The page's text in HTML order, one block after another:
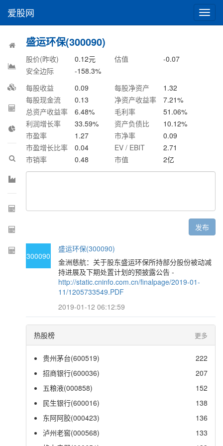
切
换
爱股网
盛运环保(300090)
股价(昨收) 0.12元 估值
-0.07
安全边际
-158.3%
每股收益
0.09 每股净资产
1.32
每股现金流
0.13 净资产收益率 7.21%
总资产收益率
6.48% 毛利率 51.06%
利润增长率
33.59% 资产负债比 10.12%
市盈率
1.27 市净率
0.09
市盈增长比率
0.04 EV / EBIT
2.71
市销率
0.48 市值 2亿
发布
300090
盛运环保(300090)
金洲慈航：关于股东盛运环保所持部分股份被动减
持进展及下期处置计划的预披露公告 -
http://static.cninfo.com.cn/finalpage/2019-01-
11/1205733549.PDF
2019-01-12 06:12:59
热股榜 更多
贵州茅台(600519)
222
招商银行(600036)
207
五粮液(000858)
152
民生银行(600016)
138
东阿阿胶(000423)
136
泸州老窖(000568)
133